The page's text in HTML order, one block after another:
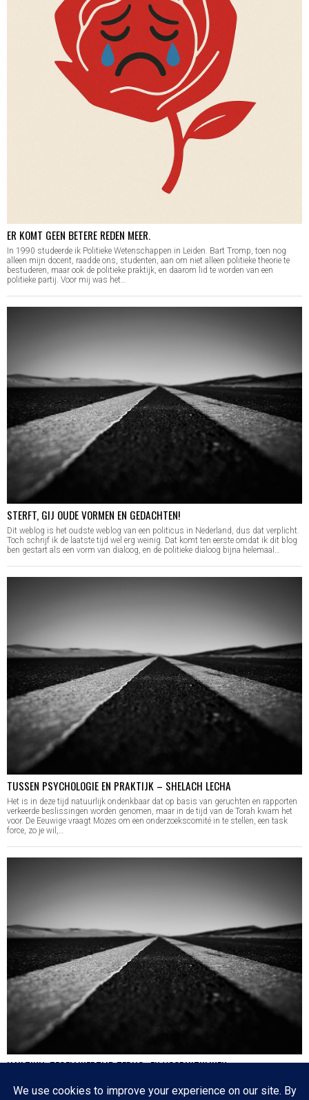
ER KOMT GEEN BETERE REDEN MEER.
In 1990 studeerde ik Politieke Wetenschappen in Leiden. Bart Tromp, toen nog
alleen mijn docent, raadde ons, studenten, aan om niet alleen politieke theorie te
bestuderen, maar ook de politieke praktijk, en daarom lid te worden van een
politieke partij. Voor mij was het…
STERFT, GIJ OUDE VORMEN EN GEDACHTEN!
Dit weblog is het oudste weblog van een politicus in Nederland, dus dat verplicht.
Toch schrijf ik de laatste tijd wel erg weinig. Dat komt ten eerste omdat ik dit blog
ben gestart als een vorm van dialoog, en de politieke dialoog bijna helemaal…
TUSSEN PSYCHOLOGIE EN PRAKTIJK – SHELACH LECHA
Het is in deze tijd natuurlijk ondenkbaar dat op basis van geruchten en rapporten
verkeerde beslissingen worden genomen, maar in de tijd van de Torah kwam het
voor. De Eeuwige vraagt Mozes om een onderzoekscomité in te stellen, een task
force, zo je wil,…
HA’AZINU: TEGELIJKERTIJD TERUG- EN VOORUITKIJKEN
oktober 2020 begonnen: de eerste parasja van het jaar. Het zijn dagen die